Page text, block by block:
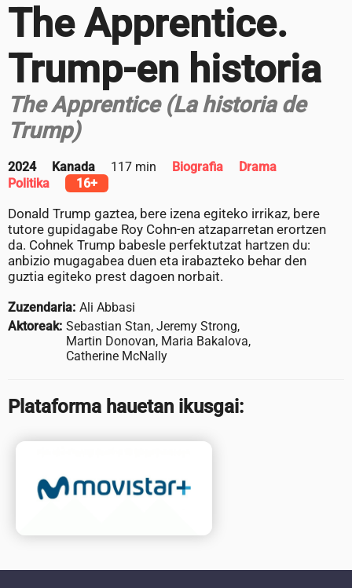
The Apprentice.
Trump-en historia
The Apprentice (La historia de
Trump)
2024 Kanada 117 min Biografia
Drama
Politika
16+
Donald Trump gaztea, bere izena egiteko irrikaz, bere
tutore gupidagabe Roy Cohn-en atzaparretan erortzen
da. Cohnek Trump babesle perfektutzat hartzen du:
anbizio mugagabea duen eta irabazteko behar den
guztia egiteko prest dagoen norbait.
Zuzendaria: Ali Abbasi
Aktoreak: Sebastian Stan, Jeremy Strong,
Martin Donovan, Maria Bakalova,
Catherine McNally
Plataforma hauetan ikusgai: